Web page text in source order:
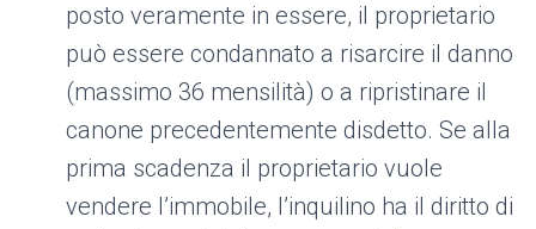
posto veramente in essere, il proprietario
può essere condannato a risarcire il danno
(massimo 36 mensilità) o a ripristinare il
canone precedentemente disdetto. Se alla
prima scadenza il proprietario vuole
vendere l’immobile, l’inquilino ha il diritto di